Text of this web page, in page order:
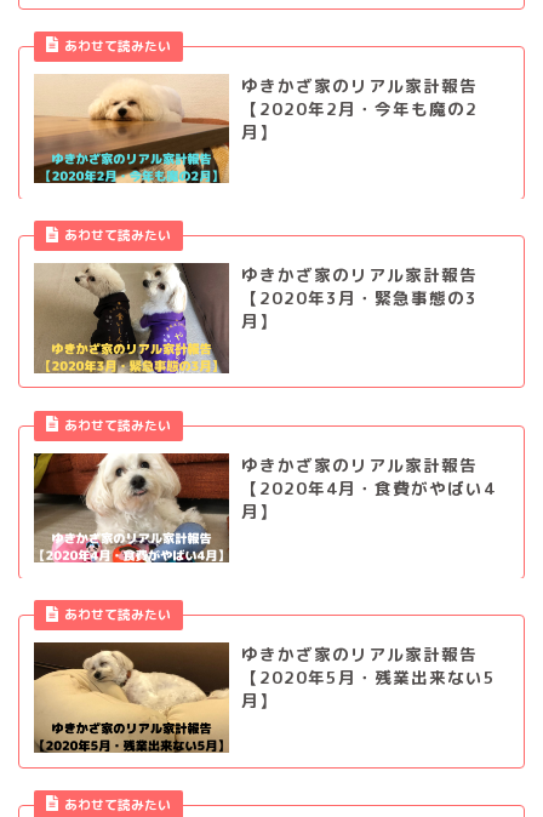
あわせて読みたい
ゆきかざ家のリアル家計報告
【2020年2月・今年も魔の2
月】
あわせて読みたい
ゆきかざ家のリアル家計報告
【2020年3月・緊急事態の3
月】
あわせて読みたい
ゆきかざ家のリアル家計報告
【2020年4月・食費がやばい4
月】
あわせて読みたい
ゆきかざ家のリアル家計報告
【2020年5月・残業出来ない5
月】
あわせて読みたい